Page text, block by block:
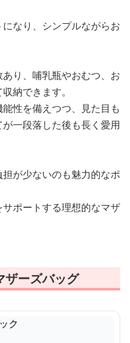
なり、シンプルながらお
り、哺乳瓶やおむつ、お
納できます。
性を備えつつ、見た目も
一段落した後も長く愛用
が少ないのも魅力的なポ
ポートする理想的なマザ
ザーズバッグ